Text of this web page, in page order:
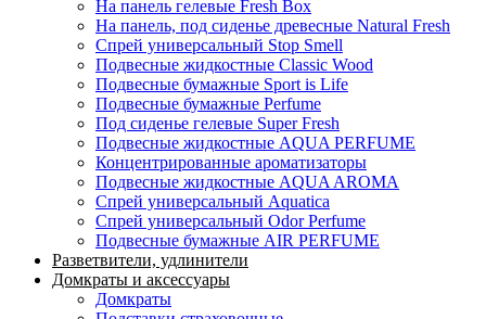
На панель гелевые Fresh Box
На панель, под сиденье древесные Natural Fresh
Спрей универсальный Stop Smell
Подвесные жидкостные Classic Wood
Подвесные бумажные Sport is Life
Подвесные бумажные Perfume
Под сиденье гелевые Super Fresh
Подвесные жидкостные AQUA PERFUME
Концентрированные ароматизаторы
Подвесные жидкостные AQUA AROMA
Спрей универсальный Aquatica
Спрей универсальный Odor Perfume
Подвесные бумажные AIR PERFUME
Разветвители, удлинители
Домкраты и аксессуары
Домкраты